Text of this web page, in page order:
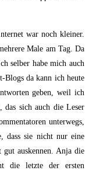
war noch kleiner.
Male am Tag. Da
selber habe mich auch
Blogs da kann ich heute
geben, weil ich
sich auch die Leser
unterwegs,
dass sie nicht nur eine
auskennen. Anja die
die letzte der ersten